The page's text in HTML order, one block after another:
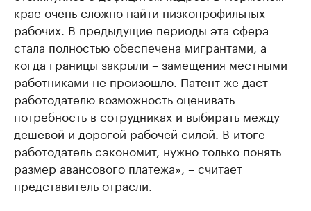
крае очень сложно найти низкопрофильных
рабочих. В предыдущие периоды эта сфера
стала полностью обеспечена мигрантами, а
когда границы закрыли – замещения местными
работниками не произошло. Патент же даст
работодателю возможность оценивать
потребность в сотрудниках и выбирать между
дешевой и дорогой рабочей силой. В итоге
работодатель сэкономит, нужно только понять
размер авансового платежа», – считает
представитель отрасли.